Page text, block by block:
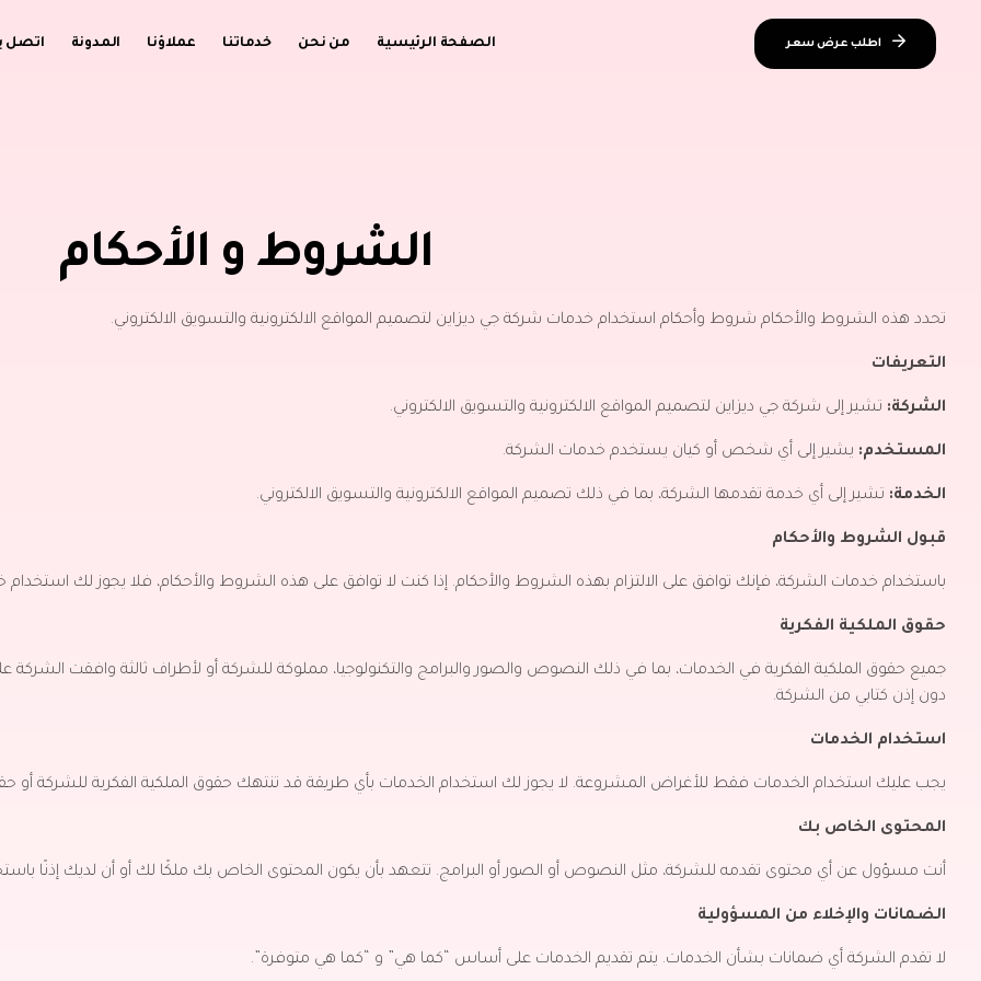
اتصل المدونة عملاؤنا خدماتنا من نحن الصفحة الرئيسية اطلب عرض سعر
الشروط و الأحكام
تحدد هذه الشروط والأحكام شروط وأحكام استخدام خدمات شركة جي ديزاين لتصميم المواقع الالكترونية والتسويق الالكتروني.
التعريفات
الشركة: تشير إلى شركة جي ديزاين لتصميم المواقع الالكترونية والتسويق الالكتروني.
المستخدم: يشير إلى أي شخص أو كيان يستخدم خدمات الشركة.
الخدمة: تشير إلى أي خدمة تقدمها الشركة، بما في ذلك تصميم المواقع الالكترونية والتسويق الالكتروني.
قبول الشروط والأحكام
باستخدام خدمات الشركة، فإنك توافق على الالتزام بهذه الشروط والأحكام. إذا كنت لا توافق على هذه الشروط والأحكام، فلا يجوز لك
حقوق الملكية الفكرية
جميع حقوق الملكية الفكرية في الخدمات، بما في ذلك النصوص والصور والبرامج والتكنولوجيا، مملوكة للشركة أو لأطراف ثالثة وافقت الشركة
دون إذن كتابي من الشركة.
استخدام الخدمات
يجب عليك استخدام الخدمات فقط للأغراض المشروعة. لا يجوز لك استخدام الخدمات بأي طريقة قد تنتهك حقوق الملكية الفكرية للشركة أو
المحتوى الخاص بك
أنت مسؤول عن أي محتوى تقدمه للشركة، مثل النصوص أو الصور أو البرامج. تتعهد بأن يكون المحتوى الخاص بك ملكًا لك أو أن لديك إذنًا
الضمانات والإخلاء من المسؤولية
لا تقدم الشركة أي ضمانات بشأن الخدمات. يتم تقديم الخدمات على أساس “كما هي” و “كما هي متوفرة”.